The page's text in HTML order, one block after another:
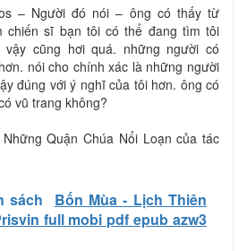
– Người đó nói – ông có thấy từ
chiến sĩ bạn tôi có thể đang tìm tôi
vậy cũng hơi quá. những người có
nói cho chính xác là những người
đúng với ý nghĩ của tôi hơn. ông có
vũ trang không?
Quận Chúa Nổi Loạn của tác
sách
Bốn Mùa - Lịch Thiên
full mobi pdf epub azw3